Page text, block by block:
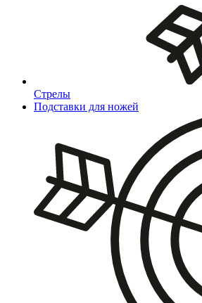
Стрелы
Подставки для ножей